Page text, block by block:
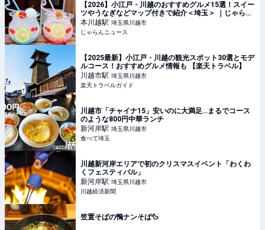
【2026】小江戸・川越のおすすめグルメ15選！スイー
ツやうなぎなどマップ付きで紹介＜埼玉＞ ｜じゃらん
ニュース
本川越駅 埼玉県川越市
じゃらんニュース
【2025最新】小江戸・川越の観光スポット30選とモデ
ルコース！おすすめグルメ情報も 【楽天トラベル】
川越市駅 埼玉県川越市
楽天トラベルガイド
川越市「チャイナ15」安いのに大満足…まるでコース
のような800円中華ランチ
新河岸駅 埼玉県川越市
食べて埼玉
川越新河岸エリアで初のクリスマスイベント「わくわ
くフェスティバル」
新河岸駅 埼玉県川越市
川越経済新聞
笠置そばの鴨ナンそば🦆